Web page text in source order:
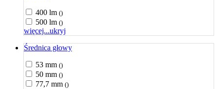
400 lm ()
500 lm ()
więcej...ukryj
Średnica głowy
53 mm ()
50 mm ()
77,7 mm ()